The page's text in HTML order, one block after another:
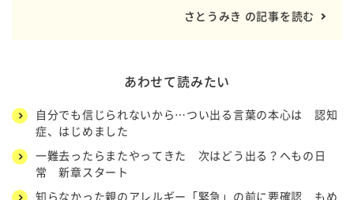
さとうみき の記事を読む
あわせて読みたい
自分でも信じられないから…つい出る言葉の本心は 認知
症、はじめました
一難去ったらまたやってきた 次はどう出る？へもの日
常 新章スタート
知らなかった親のアレルギー「緊急」の前に要確認 もめ